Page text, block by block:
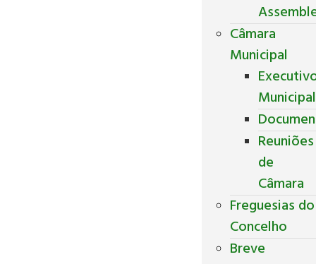
Câmara
Municipal
Municipal
Reuniões
de
Câmara
Freguesias do
Concelho
Breve